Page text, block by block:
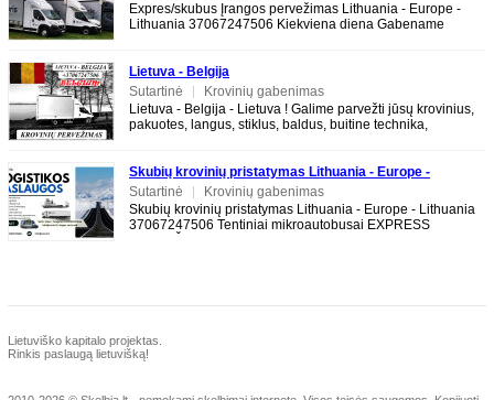
Expres/skubus Įrangos pervežimas Lithuania - Europe -
Lithuania 37067247506 Kiekviena diena Gabename
Lietuva - Belgija
Sutartinė
Krovinių gabenimas
Lietuva - Belgija - Lietuva ! Galime parvežti jūsų krovinius,
pakuotes, langus, stiklus, baldus, buitine technika,
Skubių krovinių pristatymas Lithuania - Europe -
Lithuania 37067247506
Sutartinė
Krovinių gabenimas
Skubių krovinių pristatymas Lithuania - Europe - Lithuania
37067247506 Tentiniai mikroautobusai EXPRESS
Lietuviško kapitalo projektas.
Rinkis paslaugą lietuvišką!